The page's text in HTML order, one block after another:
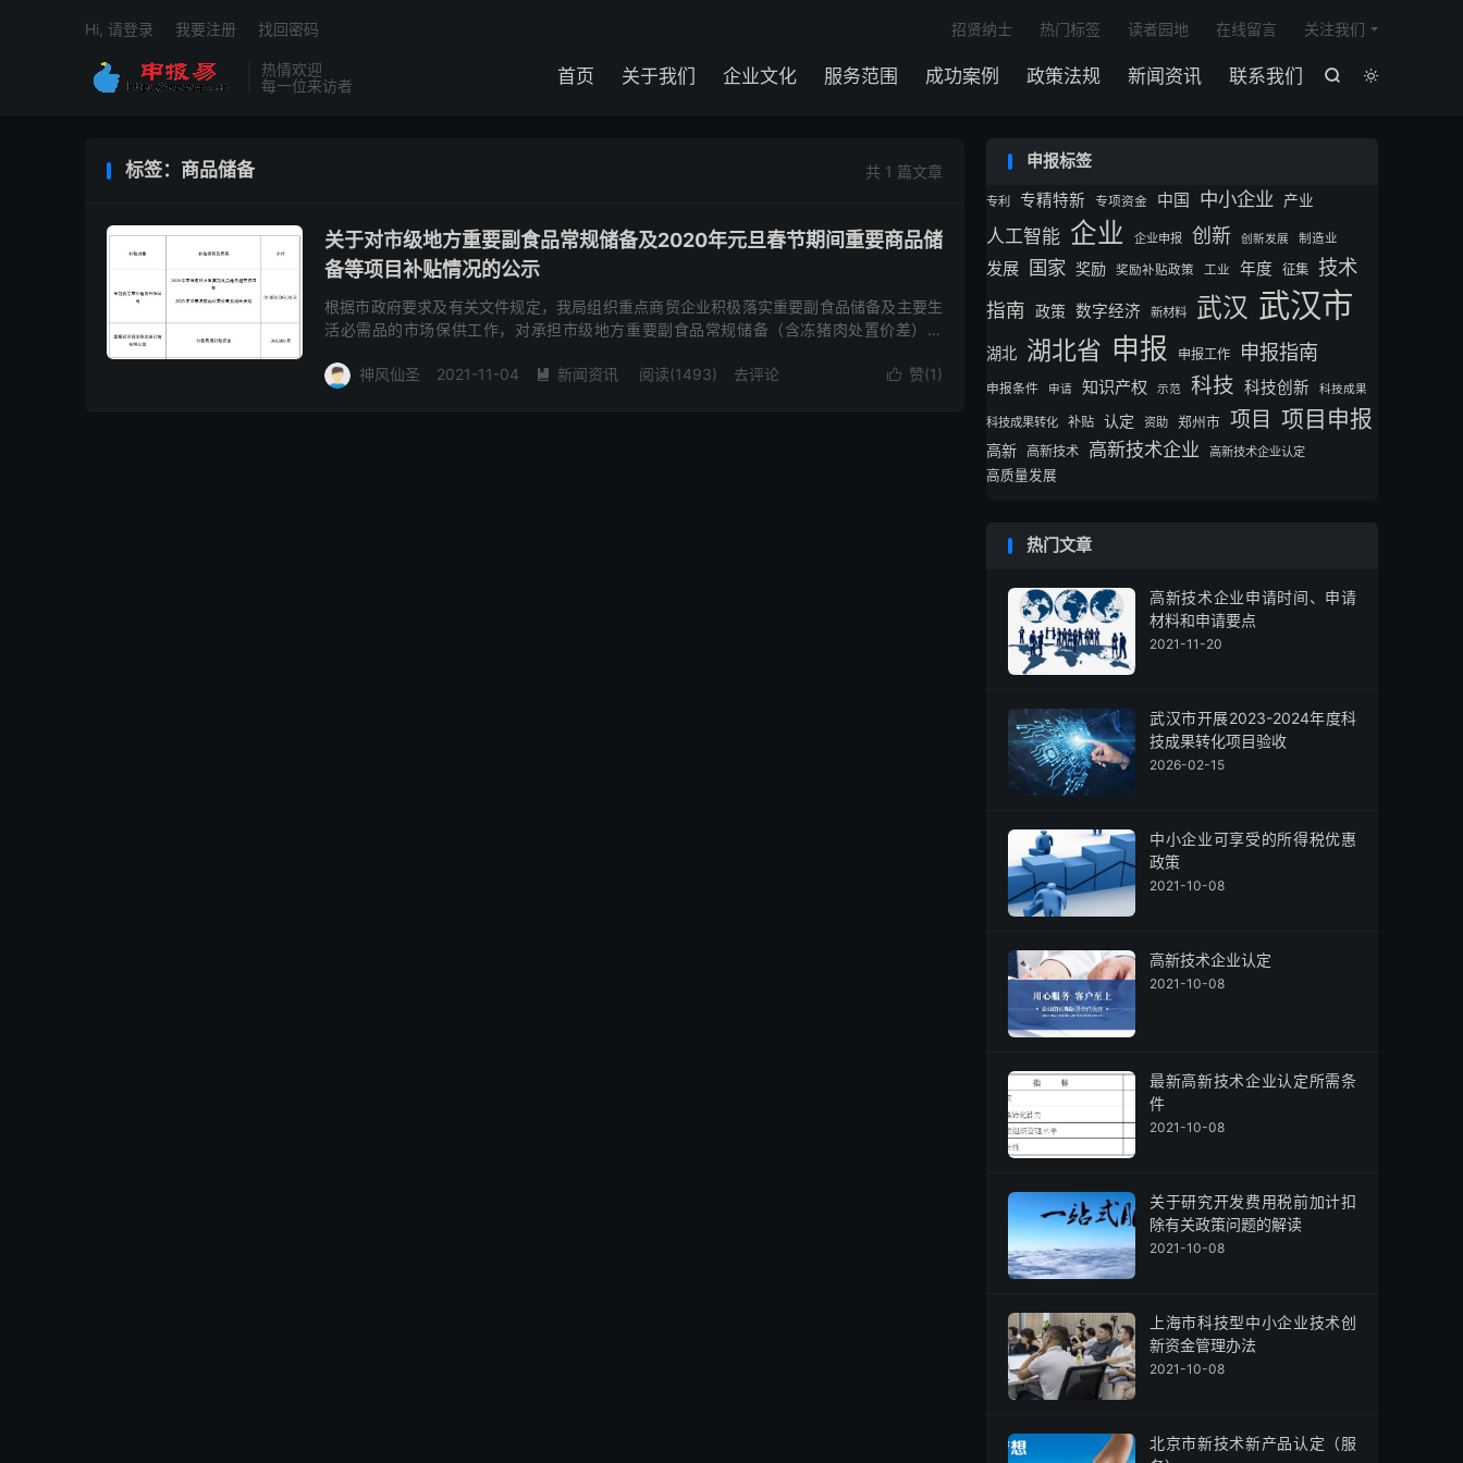
热情欢迎
每一位来访者


首页 关于我们 企业文化 服务范围 成功案例 政策法规 新闻资讯 联系我们
招贤纳士 热门标签 读者园地 在线留言 关注我们
Hi, 请登录 我要注册 找回密码
共 1 篇文章
标签：商品储备
关于对市级地方重要副食品常规储备及2020年元旦春节期间重要商品储
备等项目补贴情况的公示
根据市政府要求及有关文件规定，我局组织重点商贸企业积极落实重要副食品储备及主要生
活必需品的市场保供工作，对承担市级地方重要副食品常规储备（含冻猪肉处置价差）及
 赞(1)
神风仙圣 2021-11-04  新闻资讯 阅读(1493) 去评论
申报标签
专利 专精特新 专项资金 中国 中小企业 产业
人工智能 企业 企业申报 创新 创新发展 制造业
发展 国家 奖励 奖励补贴政策 工业 年度 征集 技术
指南 政策 数字经济 新材料 武汉 武汉市
湖北 湖北省 申报 申报工作 申报指南
申报条件 申请 知识产权 示范 科技 科技创新 科技成果
科技成果转化 补贴 认定 资助 郑州市 项目 项目申报
高新 高新技术 高新技术企业 高新技术企业认定
高质量发展
热门文章
高新技术企业申请时间、申请
材料和申请要点
2021-11-20
武汉市开展2023-2024年度科
技成果转化项目验收
2026-02-15
中小企业可享受的所得税优惠
政策
2021-10-08
高新技术企业认定
2021-10-08
最新高新技术企业认定所需条
件
2021-10-08
关于研究开发费用税前加计扣
除有关政策问题的解读
2021-10-08
上海市科技型中小企业技术创
新资金管理办法
2021-10-08
北京市新技术新产品认定（服